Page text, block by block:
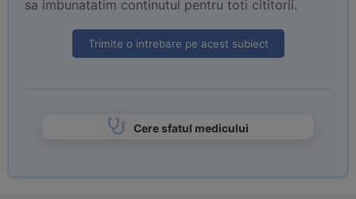
sa imbunatatim continutul pentru toti cititorii.
Trimite o intrebare pe acest subiect
Cere sfatul medicului